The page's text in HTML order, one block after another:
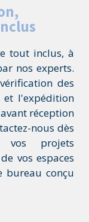
tout inclus, à
nos experts.
des
et l'expédition
réception
nous dès
vos projets
vos espaces
conçu